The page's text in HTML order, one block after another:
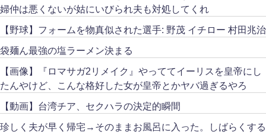
婦仲は悪くないが姑にいびられ夫も対処してくれ
【野球】フォームを物真似された選手: 野茂 イチロー 村田兆治
袋麺ん最強の塩ラーメン決まる
【画像】『ロマサガ2リメイク』やっててイーリスを皇帝にし
たんやけど、こんな格好した女が皇帝とかヤバ過ぎるやろ
【動画】台湾チア、セクハラの決定的瞬間
珍しく夫が早く帰宅→そのままお風呂に入った。しばらくする